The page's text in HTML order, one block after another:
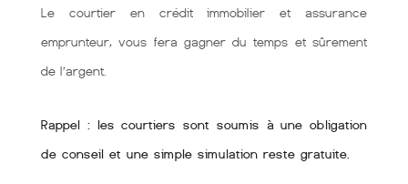
Le courtier en crédit immobilier et assurance
emprunteur, vous fera gagner du temps et sûrement
de l’argent.
Rappel : les courtiers sont soumis à une obligation
de conseil et une simple simulation reste gratuite.